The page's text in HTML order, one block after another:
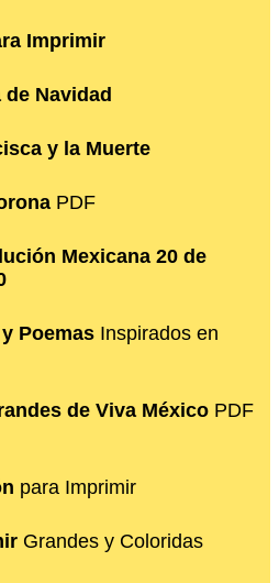
Imprimir
Navidad
y la Muerte
PDF
Mexicana 20 de
Poemas Inspirados en
de Viva México PDF
para Imprimir
Grandes y Coloridas